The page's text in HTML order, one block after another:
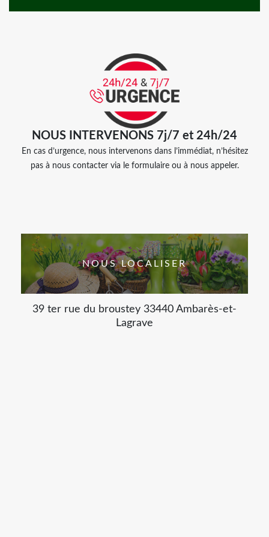
NOUS INTERVENONS 7j/7 et 24h/24
En cas d’urgence, nous intervenons dans l’immédiat, n’hésitez
pas à nous contacter via le formulaire ou à nous appeler.
NOUS LOCALISER
39 ter rue du broustey 33440 Ambarès-et-
Lagrave